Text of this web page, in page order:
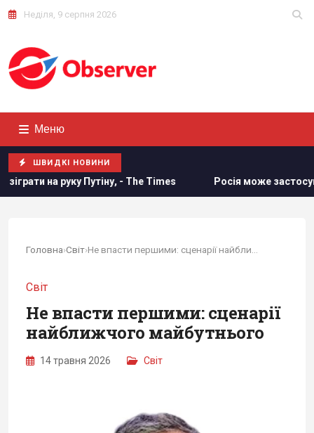
Неділя, 9 серпня 2026
Меню
ШВИДКІ НОВИНИ
- The Times Росія може застосувати ядерну
Головна›Світ›
Світ
Не впасти першими: сценарії
найближчого майбутнього
14 травня 2026 Світ